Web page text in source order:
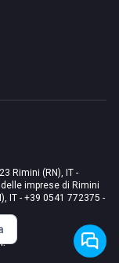
Rimini (RN), IT -
imprese di Rimini
IT - +39 0541 772375 -